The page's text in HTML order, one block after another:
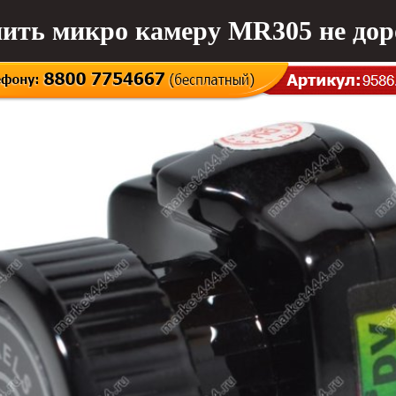
микро камеру MR305 не